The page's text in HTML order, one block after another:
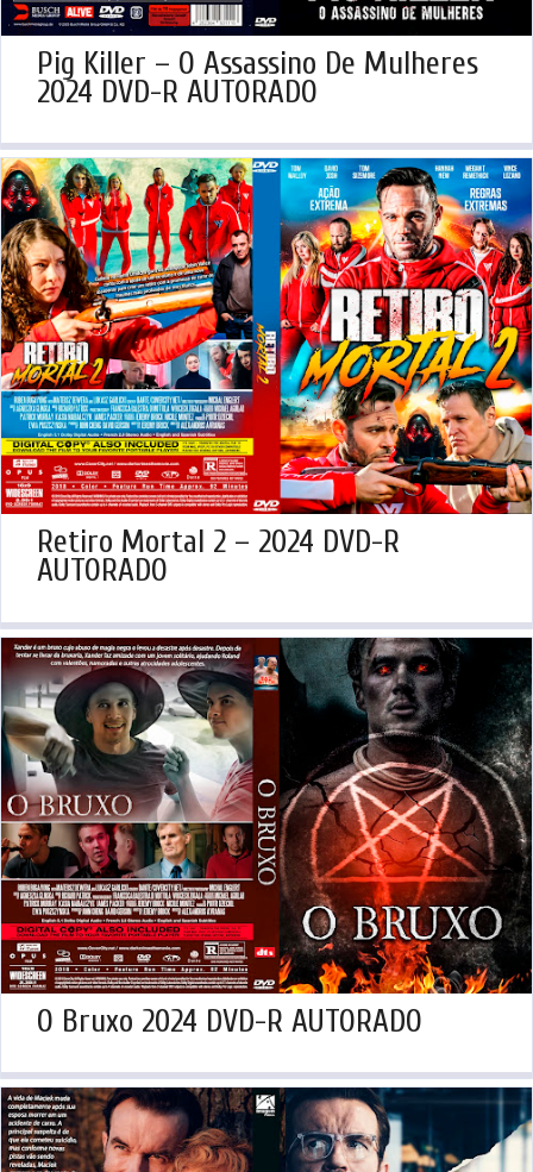
Pig Killer – O Assassino De Mulheres
2024 DVD-R AUTORADO
Retiro Mortal 2 – 2024 DVD-R
AUTORADO
O Bruxo 2024 DVD-R AUTORADO